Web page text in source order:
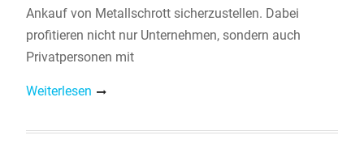
Ankauf von Metallschrott sicherzustellen. Dabei
profitieren nicht nur Unternehmen, sondern auch
Privatpersonen mit
Weiterlesen